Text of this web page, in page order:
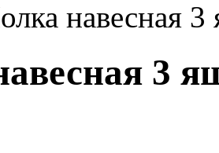
навесная
3